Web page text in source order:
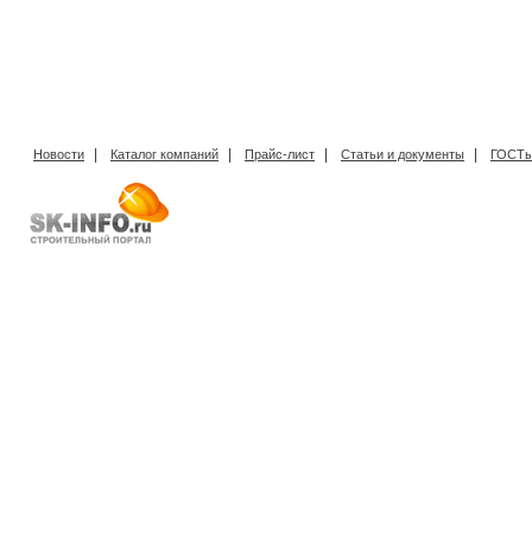
Новости | Каталог компаний | Прайс-лист | Статьи и документы |